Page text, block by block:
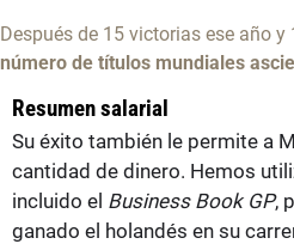
Después de 15 victorias ese año
número de títulos mundiales
Resumen salarial
Su éxito también le permite a
cantidad de dinero. Hemos
incluido el Business Book GP,
ganado el holandés en su